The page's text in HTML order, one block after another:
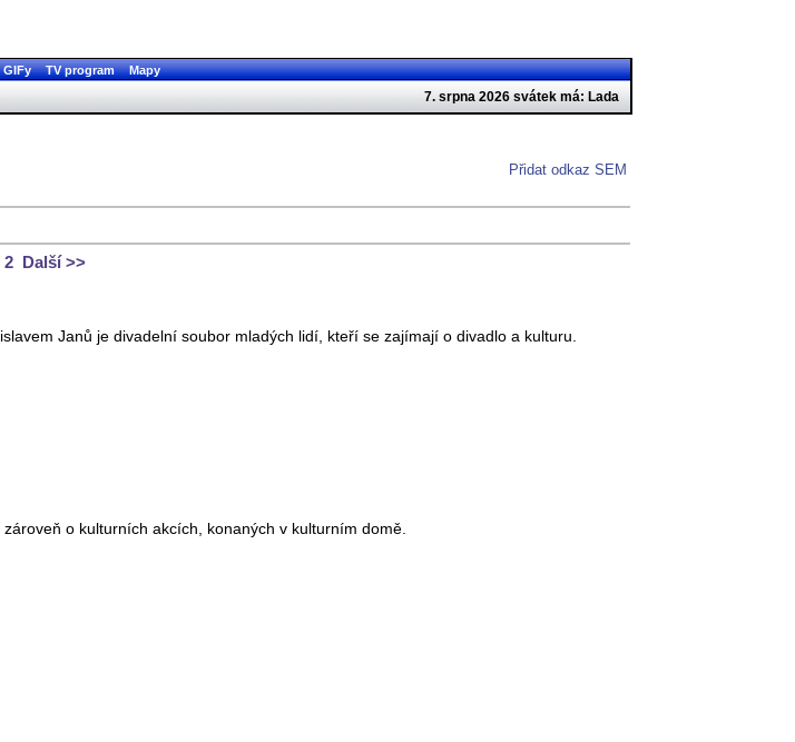
GIFy TV program Mapy
7. srpna 2026 svátek má: Lada
Přidat odkaz SEM
2 Další >>
Janů je divadelní soubor mladých lidí, kteří se zajímají o divadlo a kulturu.
o kulturních akcích, konaných v kulturním domě.